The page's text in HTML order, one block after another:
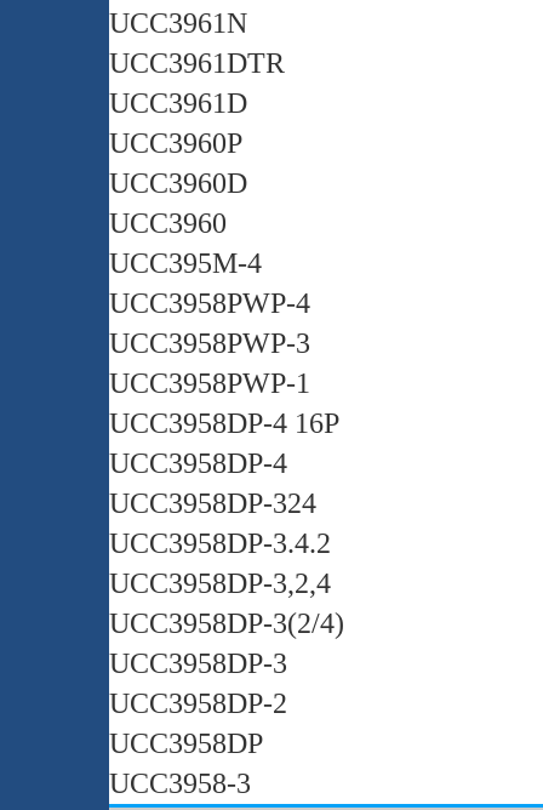
UCC3961N
UCC3961DTR
UCC3961D
UCC3960P
UCC3960D
UCC3960
UCC395M-4
UCC3958PWP-4
UCC3958PWP-3
UCC3958PWP-1
UCC3958DP-4 16P
UCC3958DP-4
UCC3958DP-324
UCC3958DP-3.4.2
UCC3958DP-3,2,4
UCC3958DP-3(2/4)
UCC3958DP-3
UCC3958DP-2
UCC3958DP
UCC3958-3